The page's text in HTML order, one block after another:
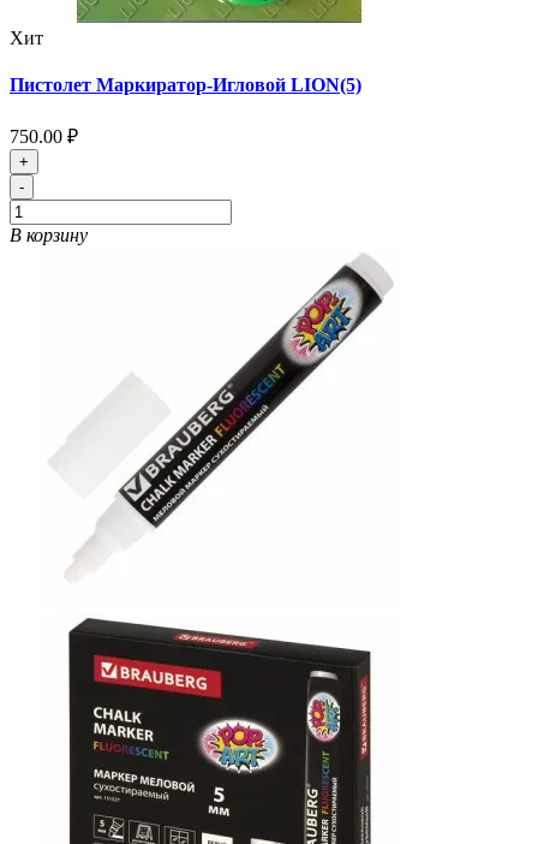
Хит
Пистолет Маркиратор-Игловой LION(5)
750.00 ₽
+
-
В корзину